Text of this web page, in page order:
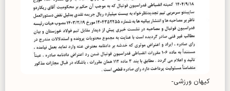
کیهان ورزشی-